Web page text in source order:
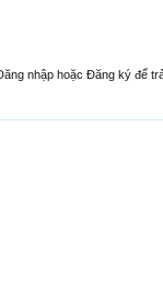
nhập hoặc Đăng ký để